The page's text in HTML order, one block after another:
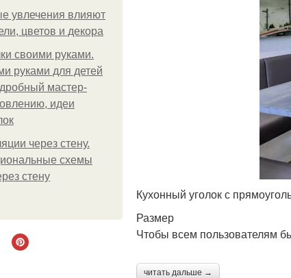
увлечения влияют
цветов и декора
своими руками.
руками для детей
мастер-
идеи
через стену.
схемы
стену
Кухонный уголок с
Размер
Чтобы всем пользователям
читать дальше →